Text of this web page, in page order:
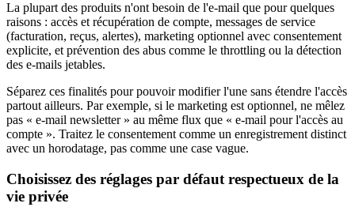
La plupart des produits n'ont besoin de l'e-mail que pour quelques
raisons : accès et récupération de compte, messages de service
(facturation, reçus, alertes), marketing optionnel avec consentement
explicite, et prévention des abus comme le throttling ou la détection
des e-mails jetables.
Séparez ces finalités pour pouvoir modifier l'une sans étendre l'accès
partout ailleurs. Par exemple, si le marketing est optionnel, ne mêlez
pas « e-mail newsletter » au même flux que « e-mail pour l'accès au
compte ». Traitez le consentement comme un enregistrement distinct
avec un horodatage, pas comme une case vague.
Choisissez des réglages par défaut respectueux de la
vie privée